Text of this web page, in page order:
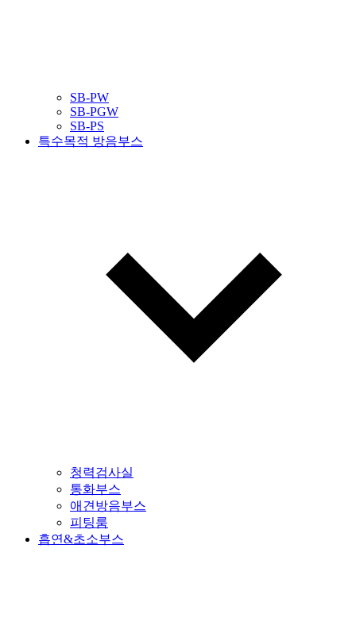
SB-PW
SB-PGW
SB-PS
특수목적 방음부스
청력검사실
통화부스
애견방음부스
피팅룸
흡연&초소부스